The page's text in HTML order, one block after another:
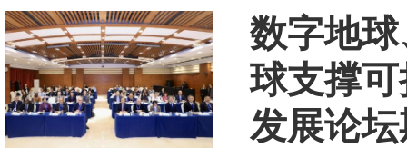
数字地
球支撑
发展论